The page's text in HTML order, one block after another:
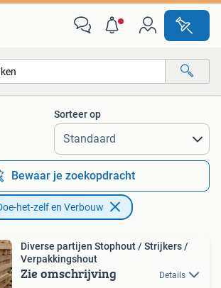
Alle afstanden…
Sorteer op
Bewaar je zoekopdracht
het-zelf en Verbouw
Diverse partijen Stophout / Strijkers /
Verpakkingshout
Zie omschrijving Details